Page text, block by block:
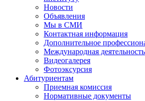
Новости
Объявления
Мы в СМИ
Контактная информация
Дополнительное
Международная деятельность
Видеогалерея
Фотоэксурсия
Абитуриентам
Приемная комиссия
Нормативные документы